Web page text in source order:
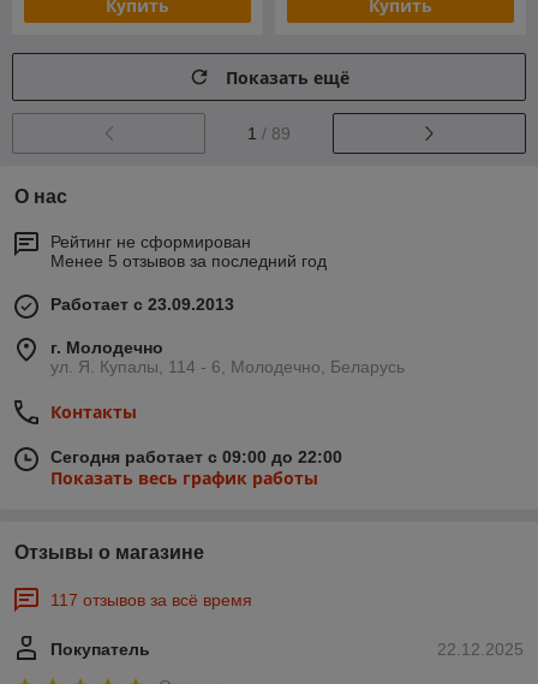
Купить Купить
Показать ещё
1 / 89
О нас
Рейтинг не сформирован
Менее 5 отзывов за последний год
Работает с 23.09.2013
г. Молодечно
ул. Я. Купалы, 114 - 6, Молодечно, Беларусь
Контакты
Сегодня работает с 09:00 до 22:00
Показать весь график работы
Отзывы о магазине
117 отзывов за всё время
22.12.2025
Покупатель